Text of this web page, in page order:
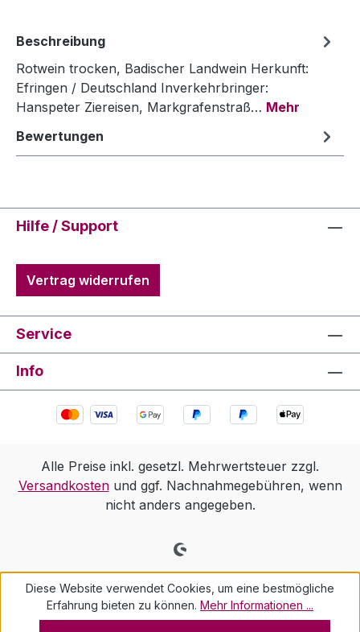
Beschreibung
Rotwein trocken, Badischer Landwein Herkunft:
Efringen / Deutschland Inverkehrbringer:
Hanspeter Ziereisen, Markgrafenstraß… Mehr
Bewertungen
Hilfe / Support
Vertrag widerrufen
Service
Info
Alle Preise inkl. gesetzl. Mehrwertsteuer zzgl.
Versandkostenund ggf. Nachnahmegebühren, wenn
nicht anders angegeben.
Diese Website verwendet Cookies, um eine bestmögliche
Erfahrung bieten zu können. Mehr Informationen ...